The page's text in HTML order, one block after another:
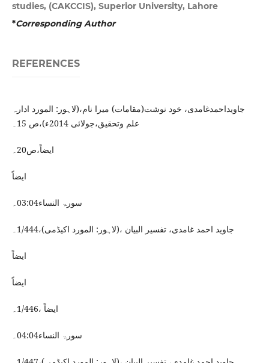
studies, (CAKCCIS), Superior University, Lahore
*Corresponding Author
REFERENCES
جاویداحمدغامدی، خود نوشت(مقامات) میرا نام،(لاہور: المورد ادارہ
علم وتحقیق،جولائی 2014ء)،ص 15۔
ایضاً،ص20۔
ایضاً
سورۃ النساء03:04۔
جاوید احمد غامدی، تفسیر البیان ،(لاہور: المورد اکیڈمی)،1/444۔
ایضاً
ایضاً
ایضاً ،1/446۔
سورۃ النساء04:04۔